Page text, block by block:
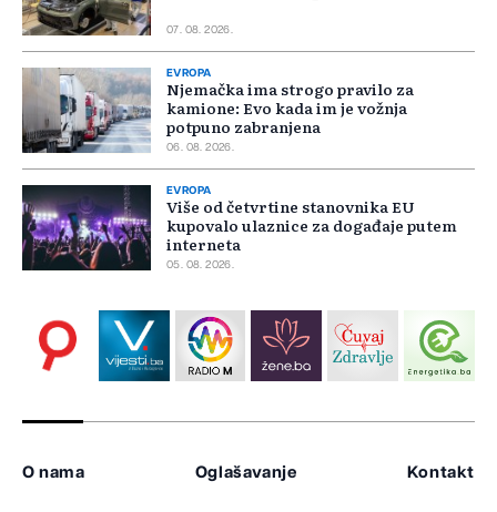
07. 08. 2026.
EVROPA
Njemačka ima strogo pravilo za
kamione: Evo kada im je vožnja
potpuno zabranjena
06. 08. 2026.
EVROPA
Više od četvrtine stanovnika EU
kupovalo ulaznice za događaje putem
interneta
05. 08. 2026.
O nama Oglašavanje Kontakt